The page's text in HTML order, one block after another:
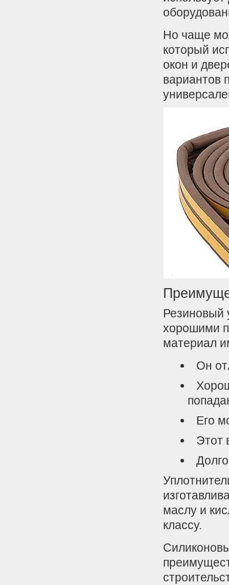
Но чаще
который
окон и
вариантов
Резиновый
хорошими
материал
Он
Его
Этот
маслу и
классу.